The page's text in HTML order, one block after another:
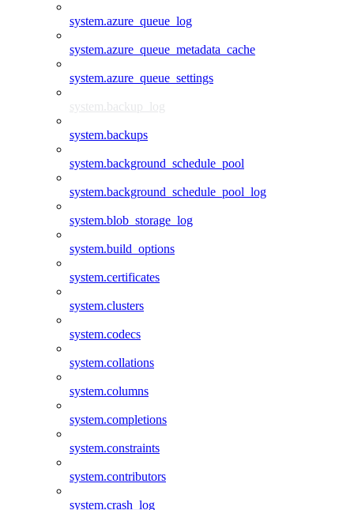
system.azure_queue_log
system.azure_queue_metadata_cache
system.azure_queue_settings
system.backup_log
system.backups
system.background_schedule_pool
system.background_schedule_pool_log
system.blob_storage_log
system.build_options
system.certificates
system.clusters
system.codecs
system.collations
system.columns
system.completions
system.constraints
system.contributors
system.crash_log